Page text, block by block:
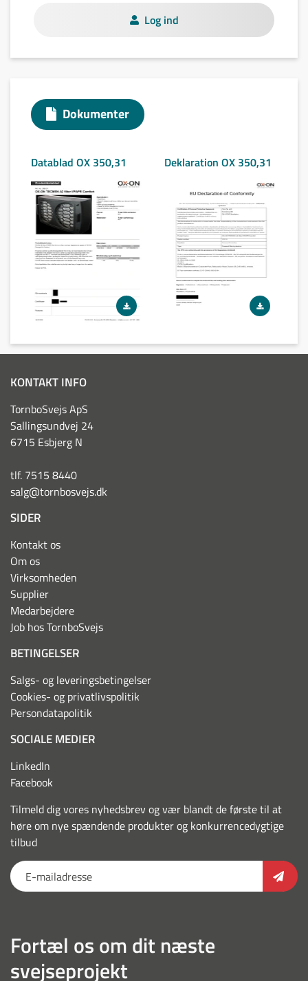
Egnet til arbejde med farver, lakker og i ekstremt
Passer til OX-ON friskluftenhed
Kan kombineres med P3 filter
Log ind
Dokumenter
Datablad OX 350,31 Deklaration OX 350,31
KONTAKT INFO
TornboSvejs ApS
Sallingsundvej 24
6715 Esbjerg N
tlf. 7515 8440
salg@tornbosvejs.dk
SIDER
Kontakt os
Om os
Virksomheden
Supplier
Medarbejdere
Job hos TornboSvejs
BETINGELSER
Salgs- og leveringsbetingelser
Cookies- og privatlivspolitik
Persondatapolitik
SOCIALE MEDIER
LinkedIn
Facebook
Tilmeld dig vores nyhedsbrev og vær blandt de første til at
høre om nye spændende produkter og konkurrencedygtige
tilbud
Fortæl os om dit næste
svejseprojekt